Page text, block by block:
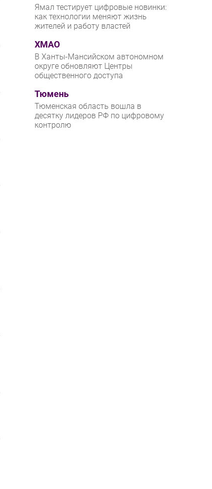
Ямал тестирует цифровые новинки:
как технологии меняют жизнь
жителей и работу властей
ХМАО
В Ханты-Мансийском автономном
округе обновляют Центры
общественного доступа
Тюмень
Тюменская область вошла в
десятку лидеров РФ по цифровому
контролю